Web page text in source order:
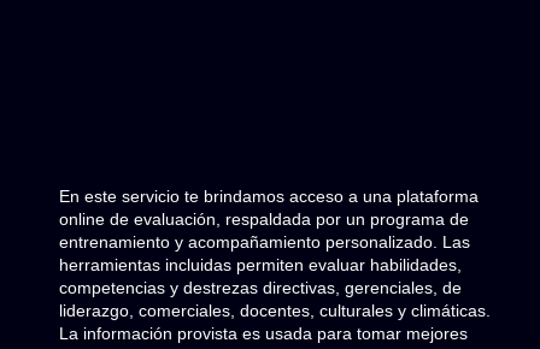
En este servicio te brindamos acceso a una plataforma
online de evaluación, respaldada por un programa de
entrenamiento y acompañamiento personalizado. Las
herramientas incluidas permiten evaluar habilidades,
competencias y destrezas directivas, gerenciales, de
liderazgo, comerciales, docentes, culturales y climáticas.
La información provista es usada para tomar mejores